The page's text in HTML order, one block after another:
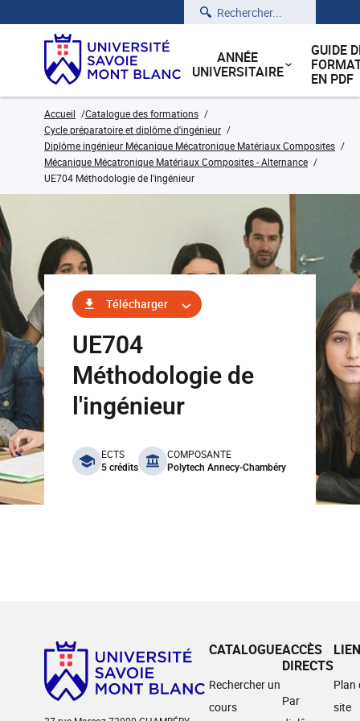
Rechercher
ANNÉE
UNIVERSITAIRE
GUIDE
EN PDF
Accueil
Catalogue des formations
Cycle préparatoire et diplôme d'ingénieur
Diplôme ingénieur Mécanique Mécatronique Matériaux Composites
Mécanique Mécatronique Matériaux Composites - Alternance
UE704 Méthodologie de l'ingénieur
Télécharger
UE704
Méthodologie de
l'ingénieur
benefits
ECTS
5 crédits
COMPOSANTE
Polytech Annecy-Chambéry
CATALOGUE
Rechercher un
cours
ACCÈS
DIRECTS
Par
Plan
site